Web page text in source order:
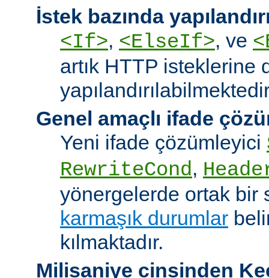
İstek bazında
<If>, <ElseIf>, ve
artık HTTP isteklerine
Genel amaçlı ifade
Yeni ifade çözümleyici
RewriteCond,
yönergelerde ortak bir
karmaşık durumlar
kılmaktadır.
Milisaniye cinsinden